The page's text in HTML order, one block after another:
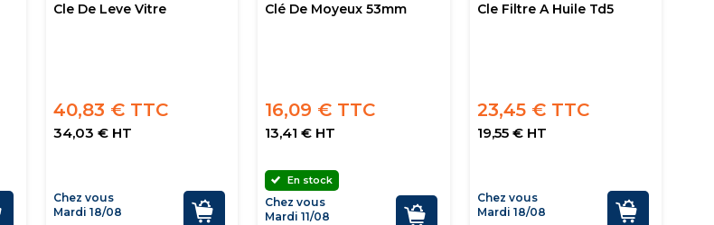
Cle De Leve Vitre
40,83 € TTC
34,03 € HT
Chez vous
Mardi 18/08
Clé De Moyeux 53mm
16,09 € TTC
13,41 € HT
En stock
Chez vous
Mardi 11/08
Cle Filtre A Huile Td5
23,45 € TTC
19,55 € HT
Chez vous
Mardi 18/08